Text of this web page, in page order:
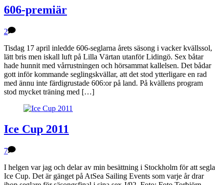
606-premiär
2
Tisdag 17 april inledde 606-seglarna årets säsong i vacker kvällssol,
lätt bris men iskall luft på Lilla Värtan utanför Lidingö. Sex båtar
hade hunnit med vårrustningen och hörsammat kallelsen. Det bådar
gott inför kommande seglingskvällar, att det stod ytterligare en rad
med ännu inte färdigrustade 606:or på land. På kvällens program
stod mycket träning med […]
Ice Cup 2011
7
I helgen var jag och delar av min besättning i Stockholm för att segla
Ice Cup. Det är gänget på AtSea Sailing Events som varje år drar